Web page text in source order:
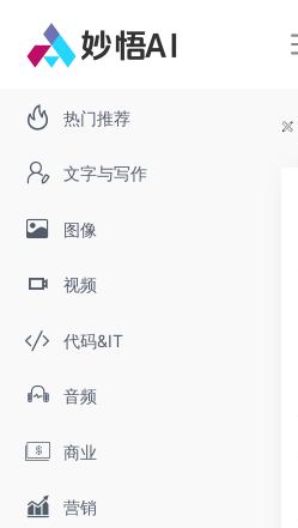
热门推荐
文字与写作
图像
视频
代码&IT
音频
商业
营销